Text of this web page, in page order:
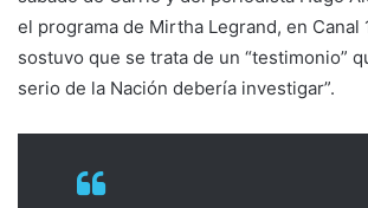
el programa de Mirtha Legrand, en Canal
sostuvo que se trata de un “testimonio”
serio de la Nación debería investigar”.